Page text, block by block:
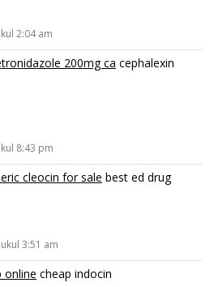
2:04 am
200mg ca cephalexin
8:43 pm
cleocin for sale best ed drug
3:51 am
online cheap indocin